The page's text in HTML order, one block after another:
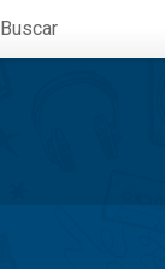
Buscar